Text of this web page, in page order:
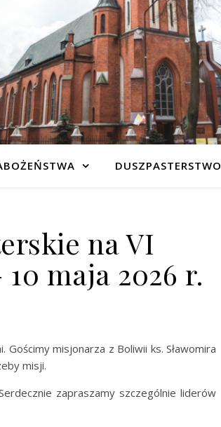
DUSZPASTERSTWO
na VI
maja 2026 r.
misjonarza z Boliwii ks. Sławomira
misji.
zapraszamy szczególnie liderów